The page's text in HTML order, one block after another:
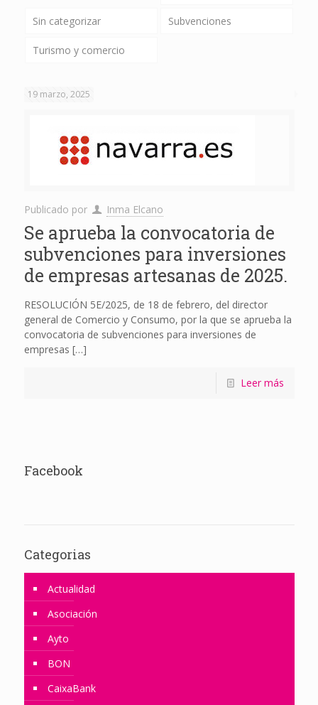
Sin categorizar Subvenciones
Turismo y comercio
19 marzo, 2025
Publicado por Inma Elcano
Se aprueba la convocatoria de
subvenciones para inversiones
de empresas artesanas de 2025.
RESOLUCIÓN 5E/2025, de 18 de febrero, del director
general de Comercio y Consumo, por la que se aprueba la
convocatoria de subvenciones para inversiones de
empresas […]
Leer más
Facebook
Categorias
Actualidad
Asociación
Ayto
BON
CaixaBank